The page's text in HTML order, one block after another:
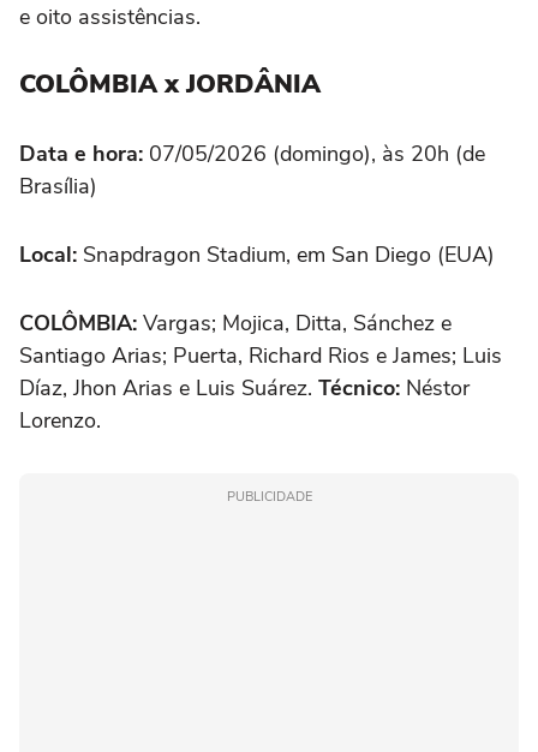
e oito assistências.
COLÔMBIA x JORDÂNIA
Data e hora: 07/05/2026 (domingo), às 20h (de
Brasília)
Local: Snapdragon Stadium, em San Diego (EUA)
COLÔMBIA: Vargas; Mojica, Ditta, Sánchez e
Santiago Arias; Puerta, Richard Rios e James; Luis
Díaz, Jhon Arias e Luis Suárez. Técnico: Néstor
Lorenzo.
PUBLICIDADE